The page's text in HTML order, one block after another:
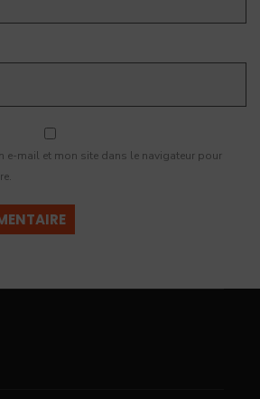
e-mail et mon site dans le navigateur pour